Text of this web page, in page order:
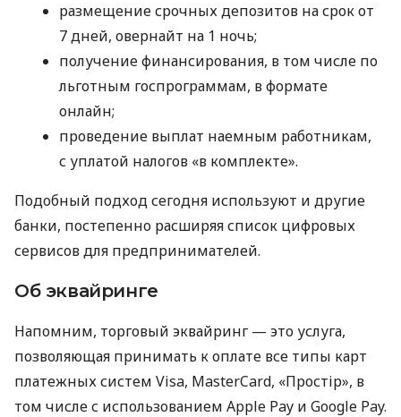
размещение срочных депозитов на срок от
7 дней, овернайт на 1 ночь;
получение финансирования, в том числе по
льготным госпрограммам, в формате
онлайн;
проведение выплат наемным работникам,
с уплатой налогов «в комплекте».
Подобный подход сегодня используют и другие
банки, постепенно расширяя список цифровых
сервисов для предпринимателей.
Об эквайринге
Напомним, торговый эквайринг — это услуга,
позволяющая принимать к оплате все типы карт
платежных систем Visa, MasterCard, «Простір», в
том числе с использованием Apple Pay и Google Pay.